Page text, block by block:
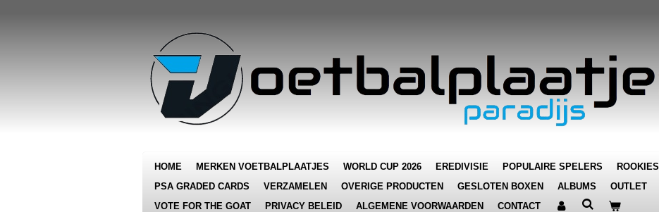
HOME MERKEN VOETBALPLAATJES WORLD CUP 2026 EREDIVISIE POPULAIRE SPELERS ROOKIES
PSA GRADED CARDS
VERZAMELEN OVERIGE PRODUCTEN GESLOTEN BOXEN ALBUMS OUTLET
VOTE FOR THE GOAT
PRIVACY BELEID ALGEMENE VOORWAARDEN CONTACT